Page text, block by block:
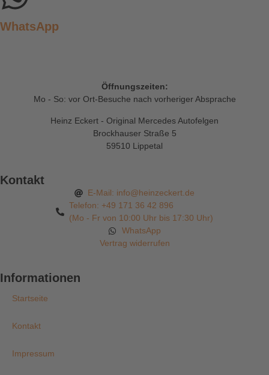
WhatsApp
Öffnungszeiten:
Mo - So: vor Ort-Besuche nach vorheriger Absprache
Heinz Eckert - Original Mercedes Autofelgen
Brockhauser Straße 5
59510 Lippetal
Kontakt
E-Mail: info@heinzeckert.de
Telefon: +49 171 36 42 896
(Mo - Fr von 10:00 Uhr bis 17:30 Uhr)
WhatsApp
Vertrag widerrufen
Informationen
Startseite
Kontakt
Impressum